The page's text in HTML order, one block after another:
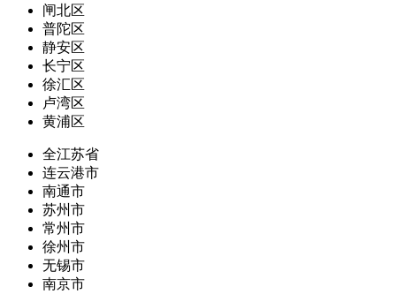
闸北区
普陀区
静安区
长宁区
徐汇区
卢湾区
黄浦区
全江苏省
连云港市
南通市
苏州市
常州市
徐州市
无锡市
南京市